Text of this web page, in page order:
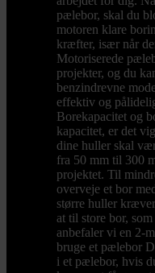
pælebor, skal du
motoren klare
kræfter, især når
Motoriserede
projekter, og du
benzindrevne
effektiv og
Borekapacitet og
kapacitet, er det
dine huller skal
fra 50 mm til 300
projektet. Til
overveje et bor
større huller
at til store bor,
anbefaler vi en 2-
bruge et pælebor
i et pælebor, hvis